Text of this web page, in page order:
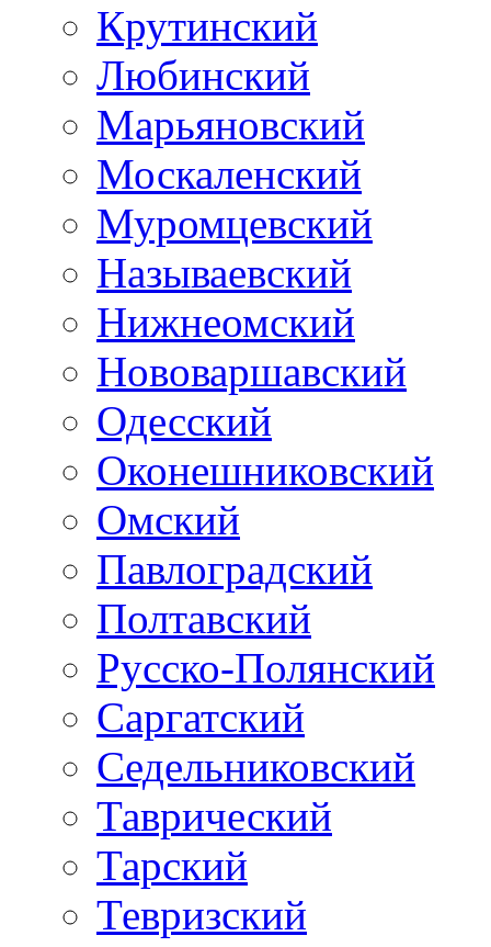
Крутинский
Любинский
Марьяновский
Москаленский
Муромцевский
Называевский
Нижнеомский
Нововаршавский
Одесский
Оконешниковский
Омский
Павлоградский
Полтавский
Русско-Полянский
Саргатский
Седельниковский
Таврический
Тарский
Тевризский